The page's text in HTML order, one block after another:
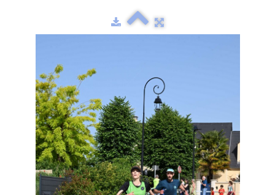
Résultats
Devenez bénévoles
Partenaires
Photos▼